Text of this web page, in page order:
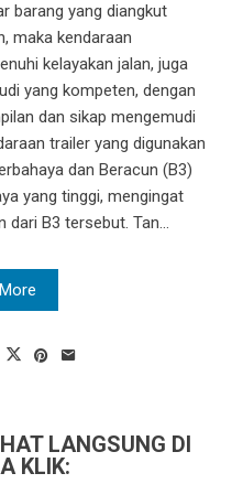
barang yang diangkut
maka kendaraan
kelayakan jalan, juga
yang kompeten, dengan
dan sikap mengemudi
trailer yang digunakan
dan Beracun (B3)
yang tinggi, mengingat
B3 tersebut. Tan...
LANGSUNG DI
KLIK: